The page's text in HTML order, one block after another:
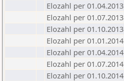
Elozahl per 01.04.2013
Elozahl per 01.07.2013
Elozahl per 01.10.2013
Elozahl per 01.01.2014
Elozahl per 01.04.2014
Elozahl per 01.07.2014
Elozahl per 01.10.2014